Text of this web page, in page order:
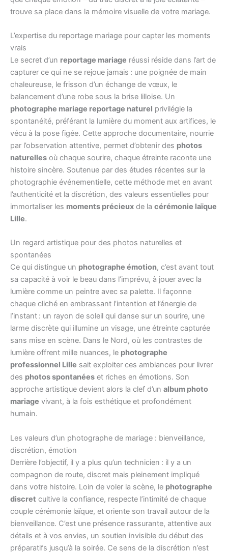
trouve sa place dans la mémoire visuelle de votre mariage.
L’expertise du reportage mariage pour capter les moments
vrais
Le secret d’un reportage mariage réussi réside dans l’art de
capturer ce qui ne se rejoue jamais : une poignée de main
chaleureuse, le frisson d’un échange de vœux, le
balancement d’une robe sous la brise lilloise. Un
photographe mariage reportage naturel privilégie la
spontanéité, préférant la lumière du moment aux artifices, le
vécu à la pose figée. Cette approche documentaire, nourrie
par l’observation attentive, permet d’obtenir des photos
naturelles où chaque sourire, chaque étreinte raconte une
histoire sincère. Soutenue par des études récentes sur la
photographie événementielle, cette méthode met en avant
l’authenticité et la discrétion, des valeurs essentielles pour
immortaliser les moments précieux de la cérémonie laïque
Lille.
Un regard artistique pour des photos naturelles et
spontanées
Ce qui distingue un photographe émotion, c’est avant tout
sa capacité à voir le beau dans l’imprévu, à jouer avec la
lumière comme un peintre avec sa palette. Il façonne
chaque cliché en embrassant l’intention et l’énergie de
l’instant : un rayon de soleil qui danse sur un sourire, une
larme discrète qui illumine un visage, une étreinte capturée
sans mise en scène. Dans le Nord, où les contrastes de
lumière offrent mille nuances, le photographe
professionnel Lille sait exploiter ces ambiances pour livrer
des photos spontanées et riches en émotions. Son
approche artistique devient alors la clef d’un album photo
mariage vivant, à la fois esthétique et profondément
humain.
Les valeurs d’un photographe de mariage : bienveillance,
discrétion, émotion
Derrière l’objectif, il y a plus qu’un technicien : il y a un
compagnon de route, discret mais pleinement impliqué
dans votre histoire. Loin de voler la scène, le photographe
discret cultive la confiance, respecte l’intimité de chaque
couple cérémonie laïque, et oriente son travail autour de la
bienveillance. C’est une présence rassurante, attentive aux
détails et à vos envies, un soutien invisible du début des
préparatifs jusqu’à la soirée. Ce sens de la discrétion n’est